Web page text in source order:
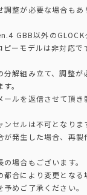
整が必要な場合もあ
GBB以外のGLOCK
ーモデルは非対応で
解組み立て、調整が
。
ルを返信させて頂き
セルは不可となりま
発生した場合、再製
場合もございます。
合により変更となる
めご了承ください。